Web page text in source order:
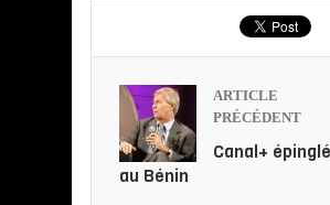
ARTICLE
PRÉCÉDENT
Canal+ épinglé
au Bénin